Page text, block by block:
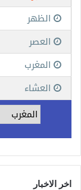
اخر الاخبار